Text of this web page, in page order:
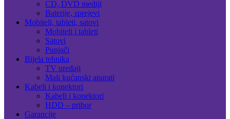
CD, DVD mediji
Baterije, sprejevi
Mobiteli, tableti, satovi
Mobiteli i tableti
Satovi
Punjači
Bijela tehnika
TV uređaji
Mali kućanski aparati
Kabeli i konektori
Kabeli i konektori
HDD – pribor
Garancije